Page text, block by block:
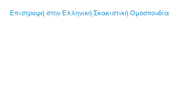
Επιστροφή στην Ελληνική Σκακιστική Ομοσπονδία